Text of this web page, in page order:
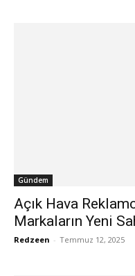
Gündem
Açık Hava
Markaların Yeni
Redzeen - Temmuz 12, 2025